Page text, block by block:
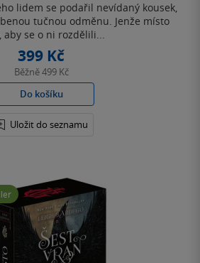
lidem se podařil nevídaný kousek,
tučnou odměnu. Jenže místo
aby se o ni rozdělili...
399 Kč
Běžně499 Kč
Do košíku
Uložit do seznamu